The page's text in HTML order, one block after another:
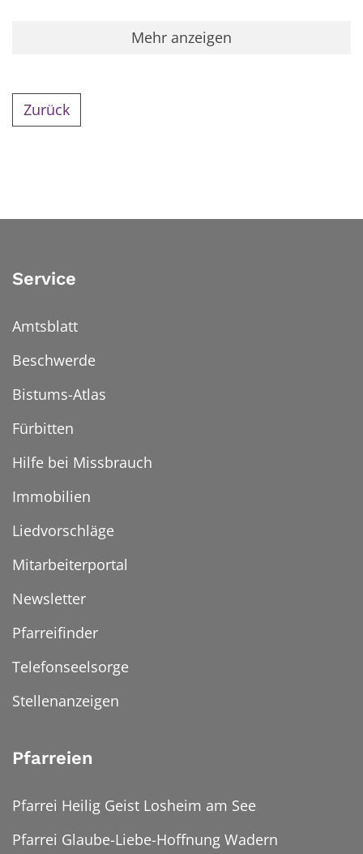
Mehr anzeigen
Zurück
Service
Amtsblatt
Beschwerde
Bistums-Atlas
Fürbitten
Hilfe bei Missbrauch
Immobilien
Liedvorschläge
Mitarbeiterportal
Newsletter
Pfarreifinder
Telefonseelsorge
Stellenanzeigen
Pfarreien
Pfarrei Heilig Geist Losheim am See
Pfarrei Glaube-Liebe-Hoffnung Wadern